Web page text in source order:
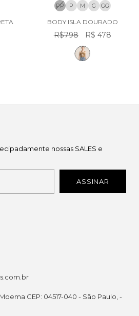
PP P M G GG
BODY ISLA DOURADO
R$798 R$ 478
CEP: 04517-040 - São Paulo, -
nossas SALES e